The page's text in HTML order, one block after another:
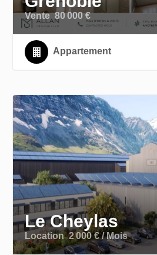
Vente 80 000 €
Appartement
Le Cheylas
Location 2 000 € / Mois